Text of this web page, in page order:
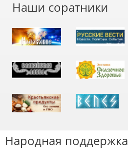
Наши соратники
Народная поддержка